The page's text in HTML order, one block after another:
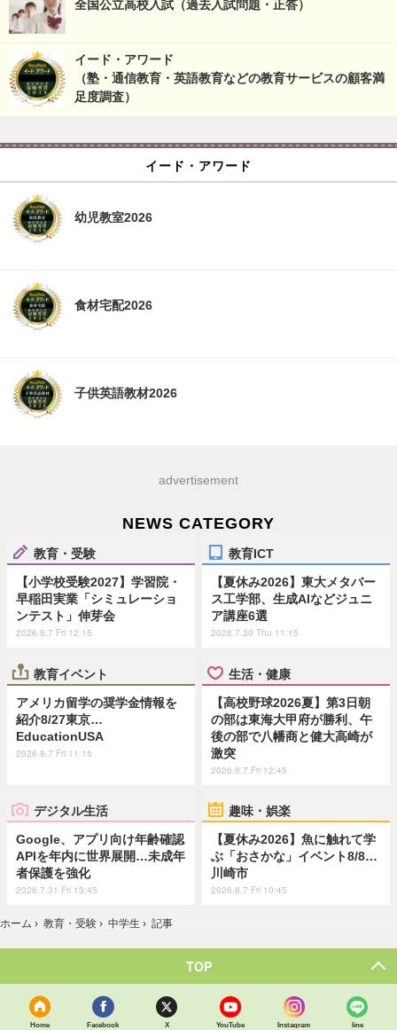
全国公立高校入試（過去入試問題・正答）
イード・アワード
（塾・通信教育・英語教育などの教育サービスの顧客満
足度調査）
イード・アワード
幼児教室2026
食材宅配2026
子供英語教材2026
advertisement
NEWS CATEGORY
教育・受験
【小学校受験2027】学習院・
早稲田実業「シミュレーショ
ンテスト」伸芽会
2026.8.7 Fri 12:15
教育ICT
【夏休み2026】東大メタバー
ス工学部、生成AIなどジュニ
ア講座6選
2026.7.30 Thu 11:15
教育イベント
アメリカ留学の奨学金情報を
紹介8/27東京…
EducationUSA
2026.8.7 Fri 11:15
生活・健康
【高校野球2026夏】第3日朝
の部は東海大甲府が勝利、午
後の部で八幡商と健大高崎が
激突
2026.8.7 Fri 12:45
デジタル生活
Google、アプリ向け年齢確認
APIを年内に世界展開…未成年
者保護を強化
2026.7.31 Fri 13:45
趣味・娯楽
【夏休み2026】魚に触れて学
ぶ「おさかな」イベント8/8…
川崎市
2026.8.7 Fri 10:45
ホーム › 教育・受験 › 中学生 › 記事
TOP
Home Facebook X YouTube Instagram line